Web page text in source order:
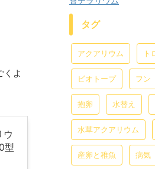
くよ
ウ
型
タグ
アクアリウム ト
ビオトープ フン
抱卵 水替え
水草アクアリウム
産卵と稚魚 病気